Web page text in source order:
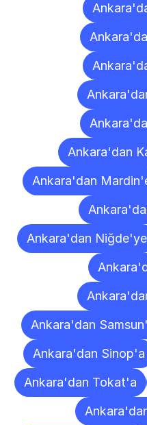
Ankara'dan
Ankara'dan
Ankara'dan Niğde'ye
Ankara'dan
Ankara'dan Sinop'a
Ankara'dan Tokat'a